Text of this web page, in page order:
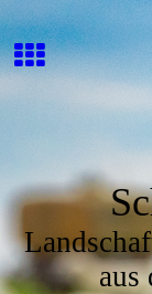
aus